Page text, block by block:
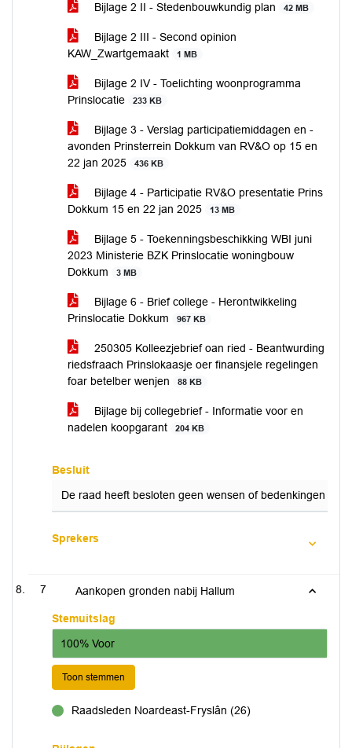
Bijlage 2 II - Stedenbouwkundig plan 42 MB
Bijlage 2 III - Second opinion
KAW_Zwartgemaakt
1 MB
Bijlage 2 IV - Toelichting woonprogramma
Prinslocatie
233 KB
Bijlage 3 - Verslag participatiemiddagen en -
avonden Prinsterrein Dokkum van RV&O op 15 en
22 jan 2025
436 KB
Bijlage 4 - Participatie RV&O presentatie Prins
Dokkum 15 en 22 jan 2025
13 MB
Bijlage 5 - Toekenningsbeschikking WBI juni
2023 Ministerie BZK Prinslocatie woningbouw
Dokkum
3 MB
Bijlage 6 - Brief college - Herontwikkeling
Prinslocatie Dokkum
967 KB
250305 Kolleezjebrief oan ried - Beantwurding
riedsfraach Prinslokaasje oer finansjele regelingen
foar betelber wenjen
88 KB
Bijlage bij collegebrief - Informatie voor en
nadelen koopgarant
204 KB
Besluit
De raad heeft besloten geen wensen of bedenkingen
Sprekers
7 Aankopen gronden nabij Hallum
Stemuitslag
100% Voor
Toon stemmen
Raadsleden Noardeast-Fryslân (26)